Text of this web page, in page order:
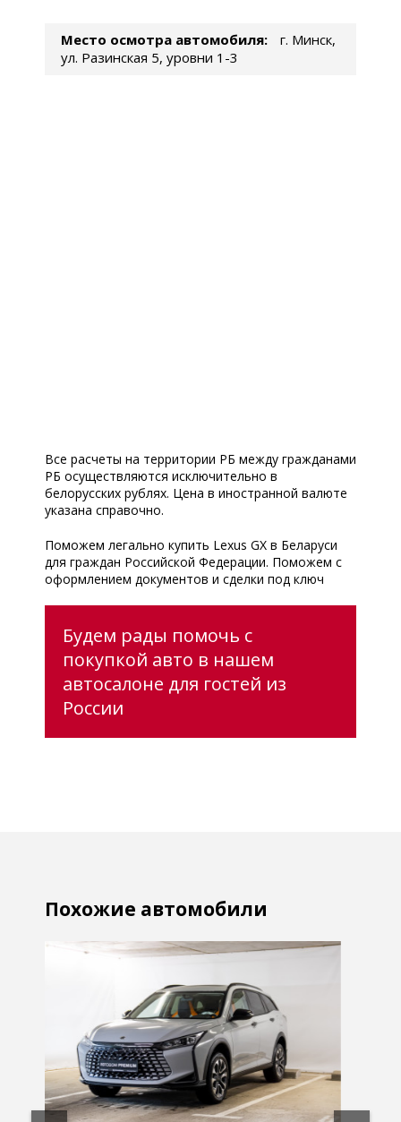
Место осмотра автомобиля:
г. Минск,
ул. Разинская 5, уровни 1-3
Все расчеты на территории РБ между гражданами
РБ осуществляются исключительно в
белорусских рублях. Цена в иностранной валюте
указана справочно.
Поможем легально купить Lexus GX в Беларуси
для граждан Российской Федерации. Поможем с
оформлением документов и сделки под ключ
Будем рады помочь с
покупкой авто в нашем
автосалоне для гостей из
России
Похожие автомобили